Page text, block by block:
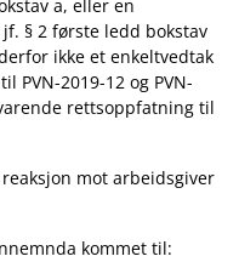
a, eller en
§ 2 første ledd bokstav
ikke et enkeltvedtak
PVN-2019-12 og PVN-
rettsoppfatning til
mot arbeidsgiver
kommet til: